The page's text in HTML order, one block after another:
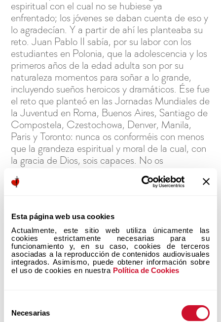
Esta página web usa cookies
Actualmente, este sitio web utiliza únicamente las
cookies estrictamente necesarias para su
funcionamiento y, en su caso, cookies de terceros
asociadas a la reproducción de contenidos audiovisuales
integrados. Asimismo, puede obtener información sobre
el uso de cookies en nuestra Política de Cookies
Necesarias
espiritual con el cual no se hubiese ya
enfrentado; los jóvenes se daban cuenta de eso y
lo agradecían. Y a partir de ahí les planteaba su
reto. Juan Pablo II sabía, por su labor con los
estudiantes en Polonia, que la adolescencia y los
primeros años de la edad adulta son por su
naturaleza momentos para soñar a lo grande,
incluyendo sueños heroicos y dramáticos. Ése fue
el reto que planteó en las Jornadas Mundiales de
la Juventud en Roma, Buenos Aires, Santiago de
Compostela, Czestochowa, Denver, Manila,
Paris y Toronto: nunca os conforméis con menos
que la grandeza espiritual y moral de la cual, con
la gracia de Dios, sois capaces. No os
malvendáis. Si lo hacéis, fracasaréis. Y es no es el
motivo para bajar el nivel de vuestras
intentarlo. Ése es el drama de la vida espiritual.
Vividlo.
Y acudieron.»
Wiegel, George | La elección de Dios, páginas
53 y 54